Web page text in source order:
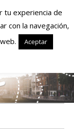
en
tu experiencia de
con la navegación,
Aceptar